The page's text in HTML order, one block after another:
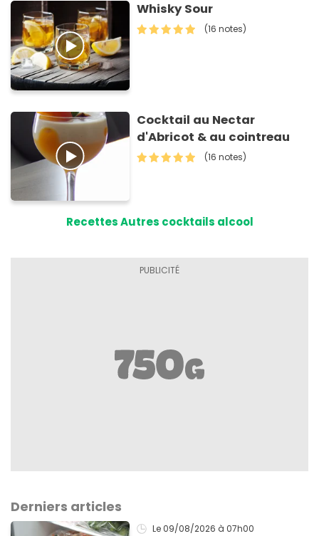
Whisky Sour
(16 notes)
Cocktail au Nectar
d'Abricot & au cointreau
(16 notes)
Recettes Autres cocktails alcool
Derniers articles
Le 09/08/2026 à 07h00